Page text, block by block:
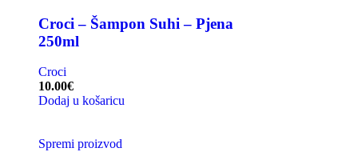
Croci – Šampon Suhi – Pjena
250ml
Croci
10.00€
Dodaj u košaricu
Spremi proizvod